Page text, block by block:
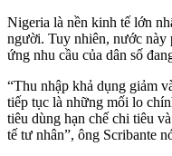
Nigeria là nền kinh tế lớn
người. Tuy nhiên, nước này
ứng nhu cầu của dân số
“Thu nhập khả dụng giảm
tiếp tục là những mối lo
tiêu dùng hạn chế chi tiêu
tế tư nhân”, ông Scribante